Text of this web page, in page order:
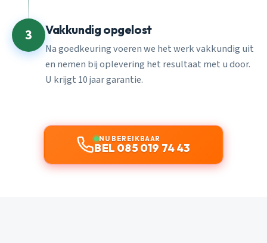
3 Vakkundig opgelost
Na goedkeuring voeren we het werk vakkundig uit
en nemen bij oplevering het resultaat met u door.
U krijgt 10 jaar garantie.
NU BEREIKBAAR
BEL 085 019 74 43